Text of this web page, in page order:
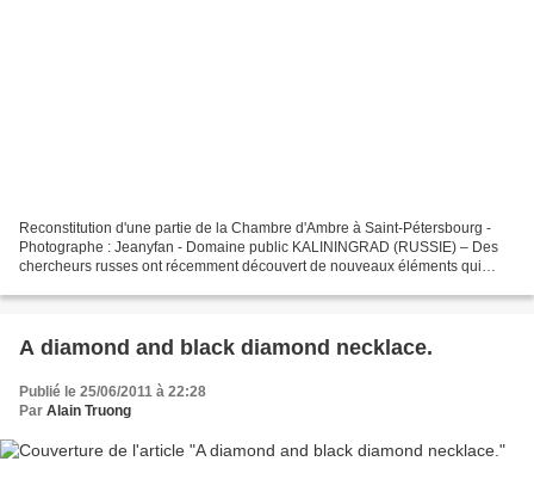
Reconstitution d'une partie de la Chambre d'Ambre à Saint-Pétersbourg -
Photographe : Jeanyfan - Domaine public KALININGRAD (RUSSIE) – Des
chercheurs russes ont récemment découvert de nouveaux éléments qui
A diamond and black diamond necklace.
Publié le 25/06/2011 à 22:28
Par Alain Truong